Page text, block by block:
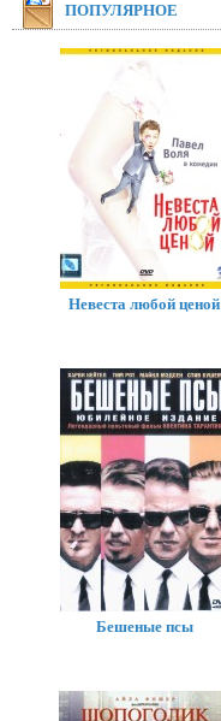
ПОПУЛЯРНОЕ
Невеста любой ценой
Бешеные псы